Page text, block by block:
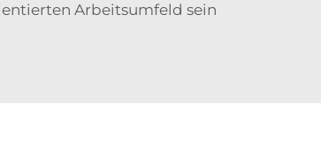
Arbeitsumfeld sein